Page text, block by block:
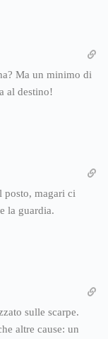
Ma un minimo di
al destino!
posto, magari ci
la guardia.
sulle scarpe.
altre cause: un